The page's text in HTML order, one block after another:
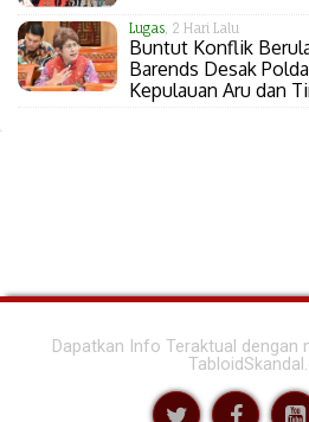
Lugas, 2 Hari Lalu
Buntut Konflik
Barends Desak
Kepulauan Aru dan
Dapatkan Info Teraktual dengan